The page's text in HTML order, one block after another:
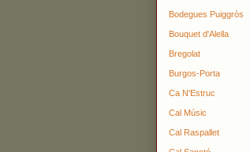
Bodegues Puiggròs
Bouquet d'Alella
Bregolat
Burgos-Porta
Ca N'Estruc
Cal Músic
Cal Raspallet